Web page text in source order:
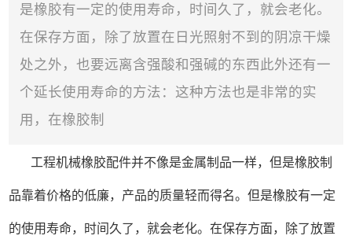
是橡胶有一定的使用寿命，时间久了，就会老化。
在保存方面，除了放置在日光照射不到的阴凉干燥
处之外，也要远离含强酸和强碱的东西此外还有一
个延长使用寿命的方法：这种方法也是非常的实
用，在橡胶制
工程机械橡胶配件并不像是金属制品一样，但是橡胶制
品靠着价格的低廉，产品的质量轻而得名。但是橡胶有一定
的使用寿命，时间久了，就会老化。在保存方面，除了放置